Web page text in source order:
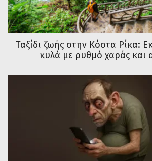
Ταξίδι ζωής στην Κόστα Ρίκα:
κυλά με ρυθμό χαράς και